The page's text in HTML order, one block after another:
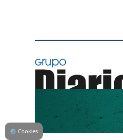
⚙ Cookies